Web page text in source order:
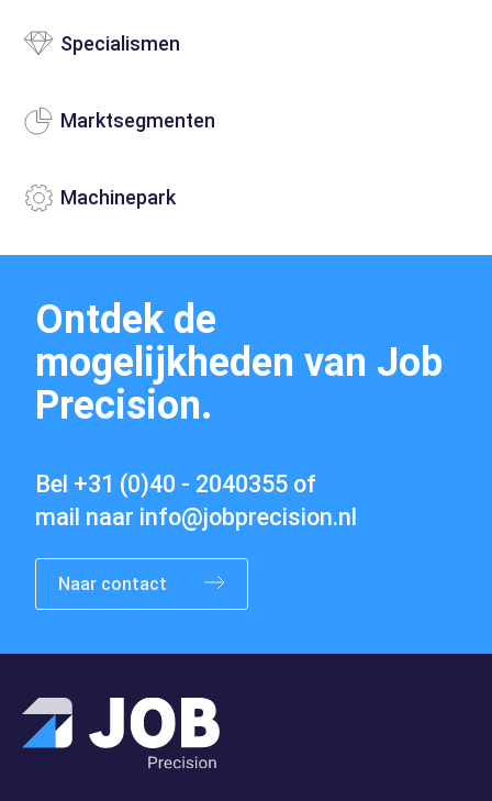
Contact
Specialismen
Marktsegmenten
Machinepark
Ontdek de
mogelijkheden van Job
Precision.
Bel +31 (0)40 - 2040355 of
mail naar info@jobprecision.nl
Naar contact